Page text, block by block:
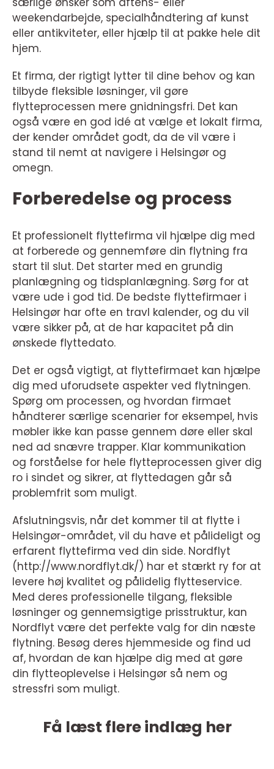
weekendarbejde, specialhåndtering af kunst
eller antikviteter, eller hjælp til at pakke hele dit
hjem.
Et firma, der rigtigt lytter til dine behov og kan
tilbyde fleksible løsninger, vil gøre
flytteprocessen mere gnidningsfri. Det kan
også være en god idé at vælge et lokalt firma,
der kender området godt, da de vil være i
stand til nemt at navigere i Helsingør og
omegn.
Forberedelse og process
Et professionelt flyttefirma vil hjælpe dig med
at forberede og gennemføre din flytning fra
start til slut. Det starter med en grundig
planlægning og tidsplanlægning. Sørg for at
være ude i god tid. De bedste flyttefirmaer i
Helsingør har ofte en travl kalender, og du vil
være sikker på, at de har kapacitet på din
ønskede flyttedato.
Det er også vigtigt, at flyttefirmaet kan hjælpe
dig med uforudsete aspekter ved flytningen.
Spørg om processen, og hvordan firmaet
håndterer særlige scenarier for eksempel, hvis
møbler ikke kan passe gennem døre eller skal
ned ad snævre trapper. Klar kommunikation
og forståelse for hele flytteprocessen giver dig
ro i sindet og sikrer, at flyttedagen går så
problemfrit som muligt.
Afslutningsvis, når det kommer til at flytte i
Helsingør-området, vil du have et pålideligt og
erfarent flyttefirma ved din side. Nordflyt
(http://www.nordflyt.dk/) har et stærkt ry for at
levere høj kvalitet og pålidelig flytteservice.
Med deres professionelle tilgang, fleksible
løsninger og gennemsigtige prisstruktur, kan
Nordflyt være det perfekte valg for din næste
flytning. Besøg deres hjemmeside og find ud
af, hvordan de kan hjælpe dig med at gøre
din flytteoplevelse i Helsingør så nem og
stressfri som muligt.
Få læst flere indlæg her